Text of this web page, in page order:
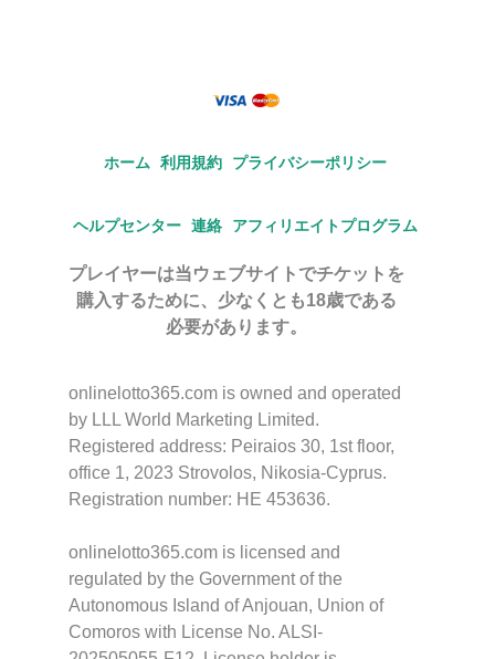
ホーム 利用規約 プライバシーポリシー
ヘルプセンター 連絡 アフィリエイトプログラム
プレイヤーは当ウェブサイトでチケットを
購入するために、少なくとも18歳である
必要があります。
onlinelotto365.com is owned and operated
by LLL World Marketing Limited.
Registered address: Peiraios 30, 1st floor,
office 1, 2023 Strovolos, Nikosia-Cyprus.
Registration number: HE 453636.
onlinelotto365.com is licensed and
regulated by the Government of the
Autonomous Island of Anjouan, Union of
Comoros with License No. ALSI-